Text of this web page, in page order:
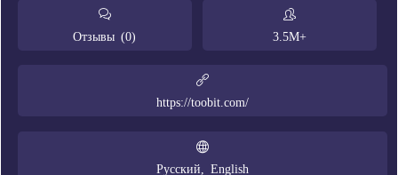
Отзывы (0) 3.5M+
https://toobit.com/
Русский, English